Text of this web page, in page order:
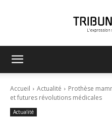
Accueil Actualité
Prothèse
et futures révolutions médicales
Actualité